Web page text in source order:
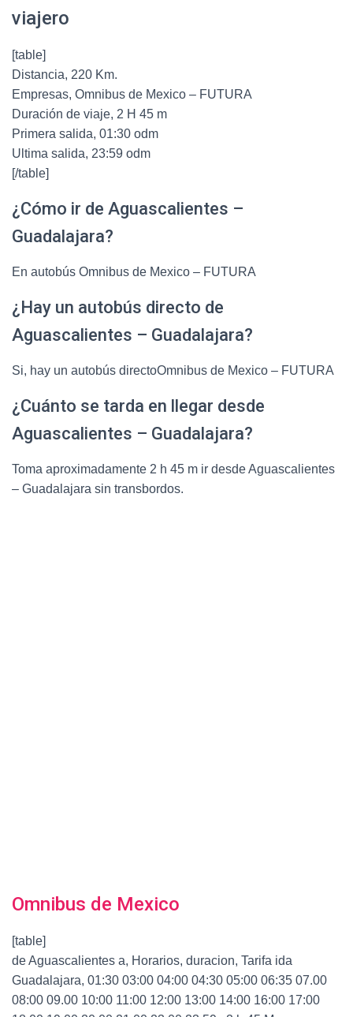
viajero
[table]
Distancia, 220 Km.
Empresas, Omnibus de Mexico – FUTURA
Duración de viaje, 2 H 45 m
Primera salida, 01:30 odm
Ultima salida, 23:59 odm
[/table]
¿Cómo ir de Aguascalientes –
Guadalajara?
En autobús Omnibus de Mexico – FUTURA
¿Hay un autobús directo de
Aguascalientes – Guadalajara?
Si, hay un autobús directoOmnibus de Mexico – FUTURA
¿Cuánto se tarda en llegar desde
Aguascalientes – Guadalajara?
Toma aproximadamente 2 h 45 m ir desde Aguascalientes
– Guadalajara sin transbordos.
Omnibus de Mexico
[table]
de Aguascalientes a, Horarios, duracion, Tarifa ida
Guadalajara, 01:30 03:00 04:00 04:30 05:00 06:35 07.00
08:00 09.00 10:00 11:00 12:00 13:00 14:00 16:00 17:00